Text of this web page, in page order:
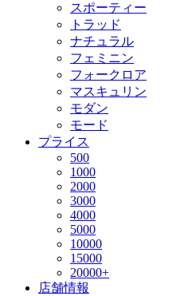
スポーティー
トラッド
ナチュラル
フェミニン
フォークロア
マスキュリン
モダン
モード
プライス
500
1000
2000
3000
4000
5000
10000
15000
20000+
店舗情報